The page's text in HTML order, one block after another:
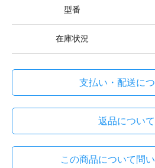
型番
在庫状況
支払い・配送に
返品について
この商品について問